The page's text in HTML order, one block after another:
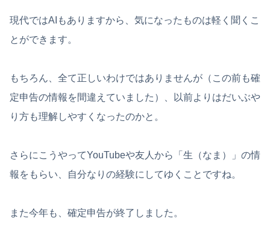
現代ではAIもありますから、気になったものは軽く聞くこ
とができます。
もちろん、全て正しいわけではありませんが（この前も確
定申告の情報を間違えていました）、以前よりはだいぶや
り方も理解しやすくなったのかと。
さらにこうやってYouTubeや友人から「生（なま）」の情
報をもらい、自分なりの経験にしてゆくことですね。
また今年も、確定申告が終了しました。